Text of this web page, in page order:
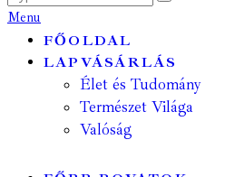
Menu
FŐOLDAL
LAPVÁSÁRLÁS
Élet és Tudomány
Természet Világa
Valóság